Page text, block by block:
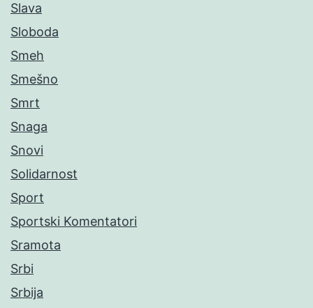
Slava
Sloboda
Smeh
Smešno
Smrt
Snaga
Snovi
Solidarnost
Sport
Sportski Komentatori
Sramota
Srbi
Srbija